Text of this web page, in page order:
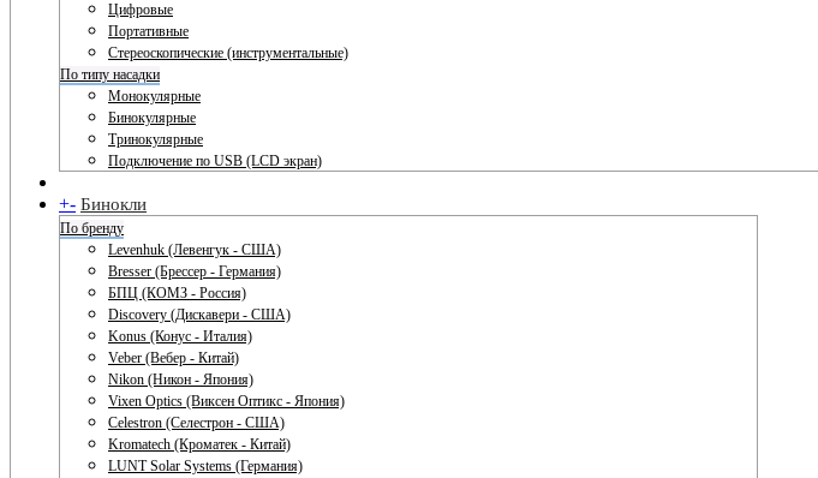
Цифровые
Портативные
Стереоскопические (инструментальные)
По типу насадки
Монокулярные
Бинокулярные
Тринокулярные
Подключение по USB (LCD экран)
+- Бинокли
По бренду
Levenhuk (Левенгук - США)
Bresser (Брессер - Германия)
БПЦ (КОМЗ - Россия)
Discovery (Дискавери - США)
Konus (Конус - Италия)
Veber (Вебер - Китай)
Nikon (Никон - Япония)
Vixen Optics (Виксен Оптикс - Япония)
Celestron (Селестрон - США)
Kromatech (Кроматек - Китай)
LUNT Solar Systems (Германия)